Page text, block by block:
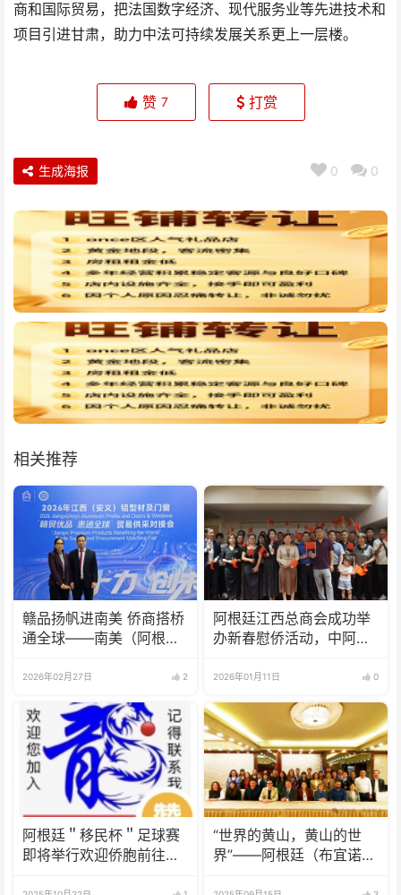
商和国际贸易，把法国数字经济、现代服务业等先进技术和
项目引进甘肃，助力中法可持续发展关系更上一层楼。
赞 7 打赏
0 0
生成海报
相关推荐
赣品扬帆进南美 侨商搭桥
通全球——南美（阿根
铝材开辟出海新通道
2026年02月27日 2
阿根廷江西总商会成功举
办新春慰侨活动，中阿合
2026年01月11日 0
阿根廷＂移民杯＂足球赛
即将举行欢迎侨胞前往观
“世界的黄山，黄山的世
界”——阿根廷（布宜诺斯